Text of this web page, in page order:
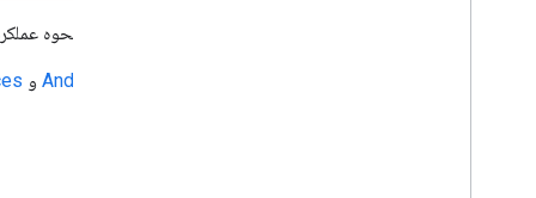
Android Studio و